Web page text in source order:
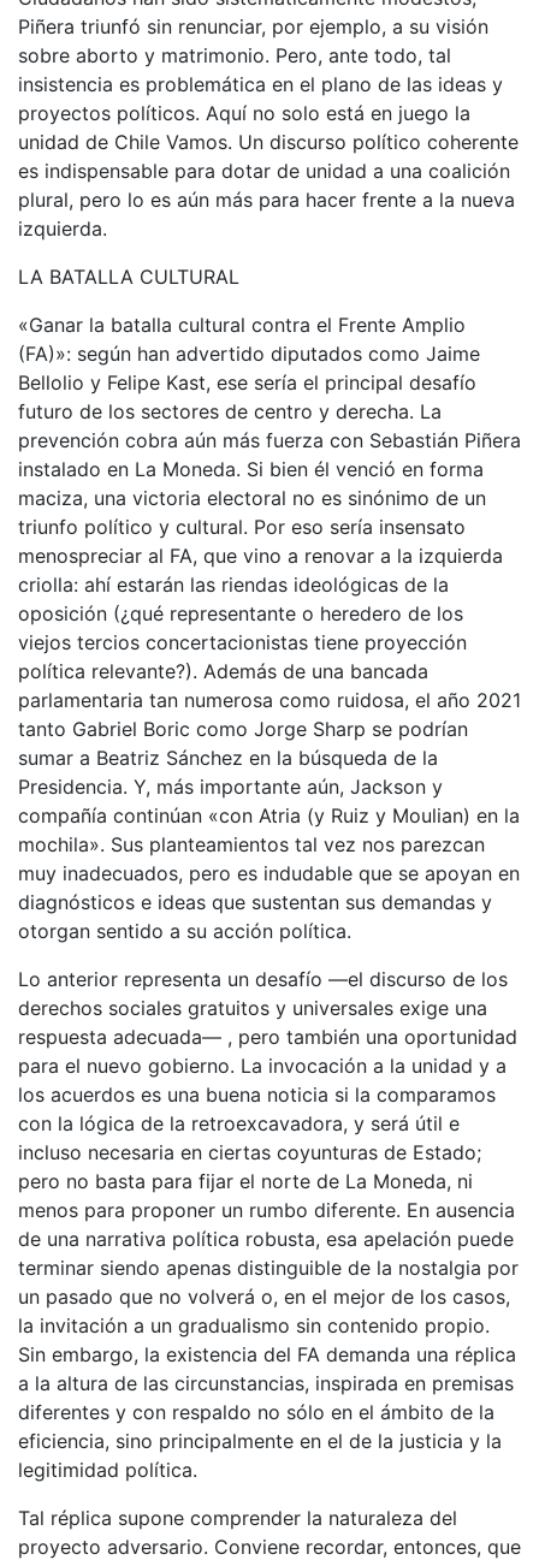
Piñera triunfó sin renunciar, por ejemplo, a su visión
sobre aborto y matrimonio. Pero, ante todo, tal
insistencia es problemática en el plano de las ideas y
proyectos políticos. Aquí no solo está en juego la
unidad de Chile Vamos. Un discurso político coherente
es indispensable para dotar de unidad a una coalición
plural, pero lo es aún más para hacer frente a la nueva
izquierda.
LA BATALLA CULTURAL
«Ganar la batalla cultural contra el Frente Amplio
(FA)»: según han advertido diputados como Jaime
Bellolio y Felipe Kast, ese sería el principal desafío
futuro de los sectores de centro y derecha. La
prevención cobra aún más fuerza con Sebastián Piñera
instalado en La Moneda. Si bien él venció en forma
maciza, una victoria electoral no es sinónimo de un
triunfo político y cultural. Por eso sería insensato
menospreciar al FA, que vino a renovar a la izquierda
criolla: ahí estarán las riendas ideológicas de la
oposición (¿qué representante o heredero de los
viejos tercios concertacionistas tiene proyección
política relevante?). Además de una bancada
parlamentaria tan numerosa como ruidosa, el año 2021
tanto Gabriel Boric como Jorge Sharp se podrían
sumar a Beatriz Sánchez en la búsqueda de la
Presidencia. Y, más importante aún, Jackson y
compañía continúan «con Atria (y Ruiz y Moulian) en la
mochila». Sus planteamientos tal vez nos parezcan
muy inadecuados, pero es indudable que se apoyan en
diagnósticos e ideas que sustentan sus demandas y
otorgan sentido a su acción política.
Lo anterior representa un desafío —el discurso de los
derechos sociales gratuitos y universales exige una
respuesta adecuada— , pero también una oportunidad
para el nuevo gobierno. La invocación a la unidad y a
los acuerdos es una buena noticia si la comparamos
con la lógica de la retroexcavadora, y será útil e
incluso necesaria en ciertas coyunturas de Estado;
pero no basta para fijar el norte de La Moneda, ni
menos para proponer un rumbo diferente. En ausencia
de una narrativa política robusta, esa apelación puede
terminar siendo apenas distinguible de la nostalgia por
un pasado que no volverá o, en el mejor de los casos,
la invitación a un gradualismo sin contenido propio.
Sin embargo, la existencia del FA demanda una réplica
a la altura de las circunstancias, inspirada en premisas
diferentes y con respaldo no sólo en el ámbito de la
eficiencia, sino principalmente en el de la justicia y la
legitimidad política.
Tal réplica supone comprender la naturaleza del
proyecto adversario. Conviene recordar, entonces, que